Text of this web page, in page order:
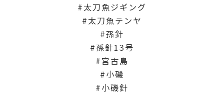
太刀魚ジギング
太刀魚テンヤ
孫針
孫針13号
宮古島
小磯
小磯針